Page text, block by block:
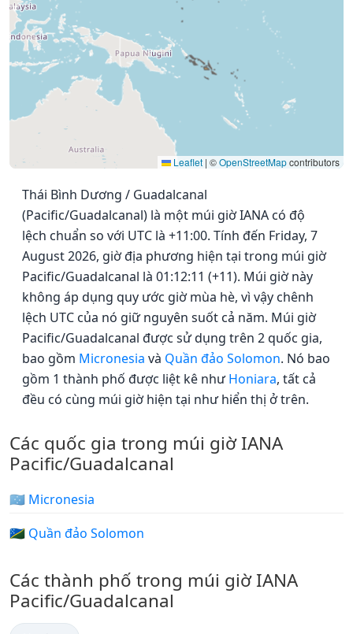
Leaflet | ©OpenStreetMapcontributors
Thái Bình Dương / Guadalcanal
(Pacific/Guadalcanal) là một múi giờ IANA có độ
lệch chuẩn so với UTC là +11:00. Tính đến Friday, 7
August 2026, giờ địa phương hiện tại trong múi giờ
Pacific/Guadalcanal là 01:12:11 (+11). Múi giờ này
không áp dụng quy ước giờ mùa hè, vì vậy chênh
lệch UTC của nó giữ nguyên suốt cả năm. Múi giờ
Pacific/Guadalcanal được sử dụng trên 2 quốc gia,
bao gồm Micronesia và Quần đảo Solomon. Nó bao
gồm 1 thành phố được liệt kê nhưHoniara, tất cả
đều có cùng múi giờ hiện tại như hiển thị ở trên.
Các quốc gia trong múi giờ IANA
Pacific/Guadalcanal
🇫🇲 Micronesia
🇸🇧 Quần đảo Solomon
Các thành phố trong múi giờ IANA
Pacific/Guadalcanal